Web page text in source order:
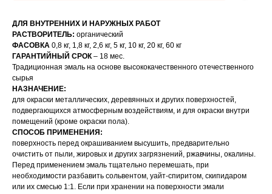
ДЛЯ ВНУТРЕННИХ И НАРУЖНЫХ РАБОТ
РАСТВОРИТЕЛЬ: органический
ФАСОВКА 0,8 кг, 1,8 кг, 2,6 кг, 5 кг, 10 кг, 20 кг, 60 кг
ГАРАНТИЙНЫЙ СРОК– 18 мес.
Традиционная эмаль на основе высококачественного отечественного
сырья
НАЗНАЧЕНИЕ:
для окраски металлических, деревянных и других поверхностей,
подвергающихся атмосферным воздействиям, и для окраски внутри
помещений (кроме окраски пола).
СПОСОБ ПРИМЕНЕНИЯ:
поверхность перед окрашиванием высушить, предварительно
очистить от пыли, жировых и других загрязнений, ржавчины, окалины.
Перед применением эмаль тщательно перемешать, при
необходимости разбавить сольвентом, уайт-спиритом, скипидаром
или их смесью 1:1. Если при хранении на поверхности эмали